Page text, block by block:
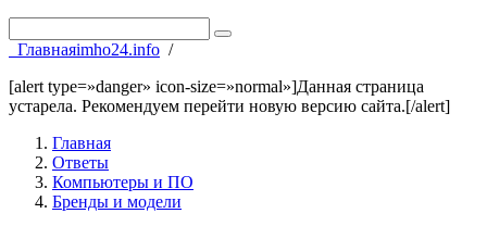
Главнаяimho24.info /
[alert type=»danger» icon-size=»normal»]Данная страница
устарела. Рекомендуем перейти новую версию сайта.[/alert]
Главная
Ответы
Компьютеры и ПО
Бренды и модели